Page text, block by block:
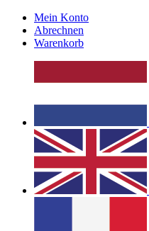
Mein Konto
Abrechnen
Warenkorb